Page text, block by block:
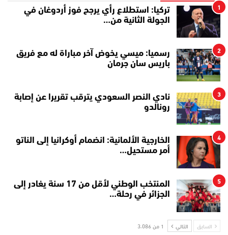
1
تركيا: استطلاع رأي يرجح فوز أردوغان في
الجولة الثانية من…
2
رسميا: ميسي يخوض آخر مباراة له مع فريق
باريس سان جرمان
3
نادي النصر السعودي يترقب تقريرا عن إصابة
رونالدو
4
الخارجية الألمانية: انضمام أوكرانيا إلى الناتو
أمر مستحيل…
5
المنتخب الوطني لأقل من 17 سنة يغادر إلى
الجزائر في رحلة…
السابق التالي 1 من 3٬086